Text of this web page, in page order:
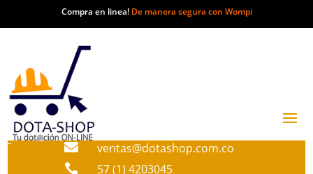
Compra en linea! De manera segura con Wompi
 ventas@dotashop.com.co
 57 (1) 4203045